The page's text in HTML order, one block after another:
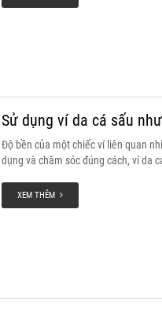
Sử dụng ví da cá sấu
Độ bền của một chiếc ví liên quan
dụng và chăm sóc đúng cách, ví da
XEM THÊM